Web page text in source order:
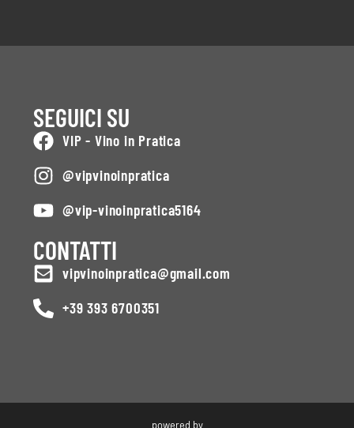
SEGUICI SU
VIP - Vino in Pratica
@vipvinoinpratica
@vip-vinoinpratica5164
CONTATTI
vipvinoinpratica@gmail.com
+39 393 6700351
powered by